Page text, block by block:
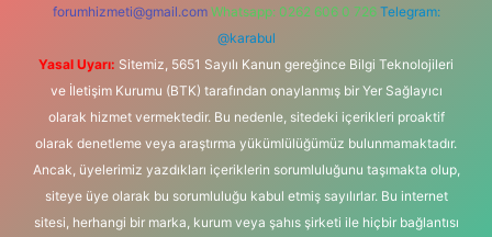
forumhizmeti@gmail.com Whatsapp: 0262 606 0 726 Telegram:
@karabul
Yasal Uyarı: Sitemiz, 5651 Sayılı Kanun gereğince Bilgi Teknolojileri
ve İletişim Kurumu (BTK) tarafından onaylanmış bir Yer Sağlayıcı
olarak hizmet vermektedir. Bu nedenle, sitedeki içerikleri proaktif
olarak denetleme veya araştırma yükümlülüğümüz bulunmamaktadır.
Ancak, üyelerimiz yazdıkları içeriklerin sorumluluğunu taşımakta olup,
siteye üye olarak bu sorumluluğu kabul etmiş sayılırlar. Bu internet
sitesi, herhangi bir marka, kurum veya şahıs şirketi ile hiçbir bağlantısı